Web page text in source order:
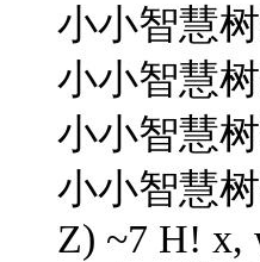
小小智慧
小小智慧
小小智慧
小小智慧
Z) ~7 H! x,